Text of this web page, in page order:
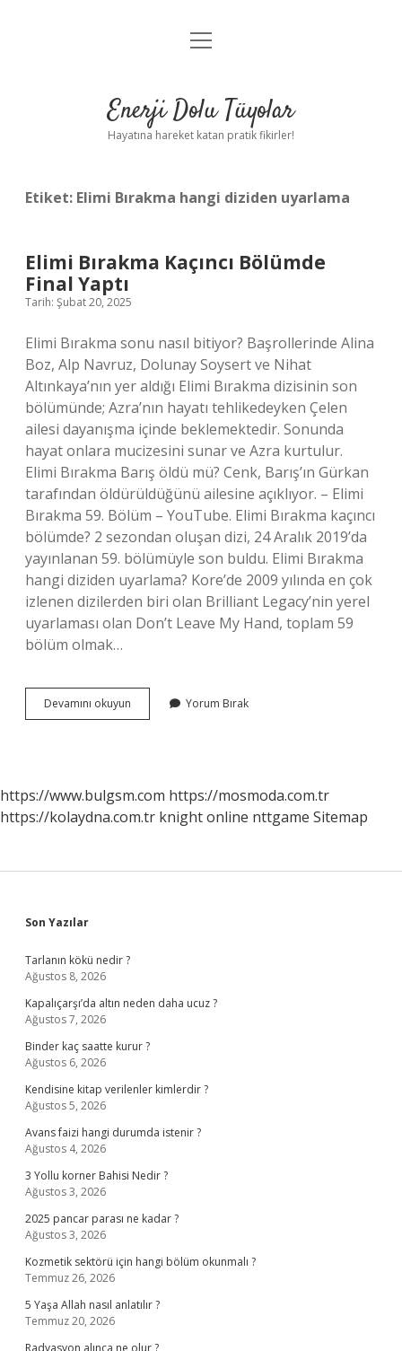
Anasayfa
Yasal Uyarı
menüyü
Enerji Dolu Tüyolar
Hayatına hareket katan pratik fikirler!
Etiket: Elimi Bırakma hangi diziden uyarlama
Elimi Bırakma Kaçıncı Bölümde
Final Yaptı
Tarih: Şubat 20, 2025
Elimi Bırakma sonu nasıl bitiyor? Başrollerinde Alina
Boz, Alp Navruz, Dolunay Soysert ve Nihat
Altınkaya’nın yer aldığı Elimi Bırakma dizisinin son
bölümünde; Azra’nın hayatı tehlikedeyken Çelen
ailesi dayanışma içinde beklemektedir. Sonunda
hayat onlara mucizesini sunar ve Azra kurtulur.
Elimi Bırakma Barış öldü mü? Cenk, Barış’ın Gürkan
tarafından öldürüldüğünü ailesine açıklıyor. – Elimi
Bırakma 59. Bölüm – YouTube. Elimi Bırakma kaçıncı
bölümde? 2 sezondan oluşan dizi, 24 Aralık 2019’da
yayınlanan 59. bölümüyle son buldu. Elimi Bırakma
hangi diziden uyarlama? Kore’de 2009 yılında en çok
izlenen dizilerden biri olan Brilliant Legacy’nin yerel
uyarlaması olan Don’t Leave My Hand, toplam 59
bölüm olmak…
Devamını okuyun
Bırakma
Yorum Bırak
https://www.bulgsm.com https://mosmoda.com.tr
https://kolaydna.com.tr knight online nttgame Sitemap
Sidebar
Son Yazılar
Tarlanın kökü nedir ?
Ağustos 8, 2026
Kapalıçarşı’da altın neden daha ucuz ?
Ağustos 7, 2026
Binder kaç saatte kurur ?
Ağustos 6, 2026
Kendisine kitap verilenler kimlerdir ?
Ağustos 5, 2026
Avans faizi hangi durumda istenir ?
Ağustos 4, 2026
3 Yollu korner Bahisi Nedir ?
Ağustos 3, 2026
2025 pancar parası ne kadar ?
Ağustos 3, 2026
Kozmetik sektörü için hangi bölüm okunmalı ?
Temmuz 26, 2026
5 Yaşa Allah nasıl anlatılır ?
Temmuz 20, 2026
Radyasyon alınca ne olur ?